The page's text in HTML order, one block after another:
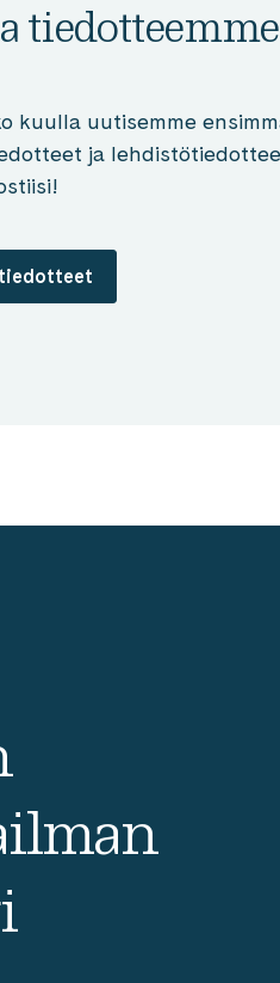
kuulla uutisemme
ja